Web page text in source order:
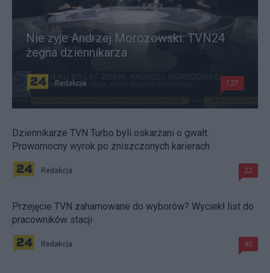
Nie żyje Andrzej Morozowski. TVN24
żegna dziennikarza
Redakcja 127
Dziennikarze TVN Turbo byli oskarżani o gwałt.
Prowomocny wyrok po zniszczonych karierach
Redakcja 22
Przejęcie TVN zahamowane do wyborów? Wyciekł list do
pracowników stacji
Redakcja 40